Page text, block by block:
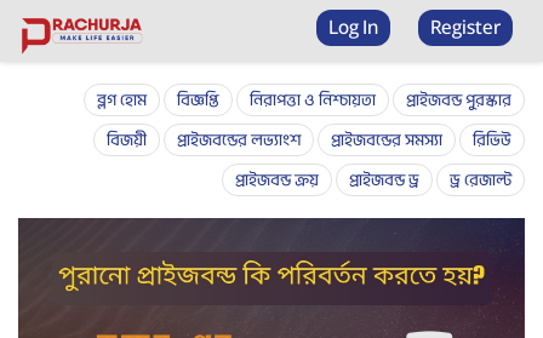
Log In Register
ব্লগ হোম বিজ্ঞপ্তি নিরাপত্তা ও নিশ্চায়তা
প্রাইজবন্ড পুরস্কার
বিজয়ী
প্রাইজবন্ডের লভ্যাংশ প্রাইজবন্ডের সমস্যা
রিভিউ
প্রাইজবন্ড ক্রয়
প্রাইজবন্ড ড্র ড্র রেজাল্ট